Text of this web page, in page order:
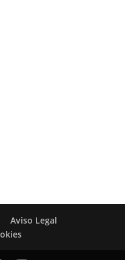
Aviso Legal